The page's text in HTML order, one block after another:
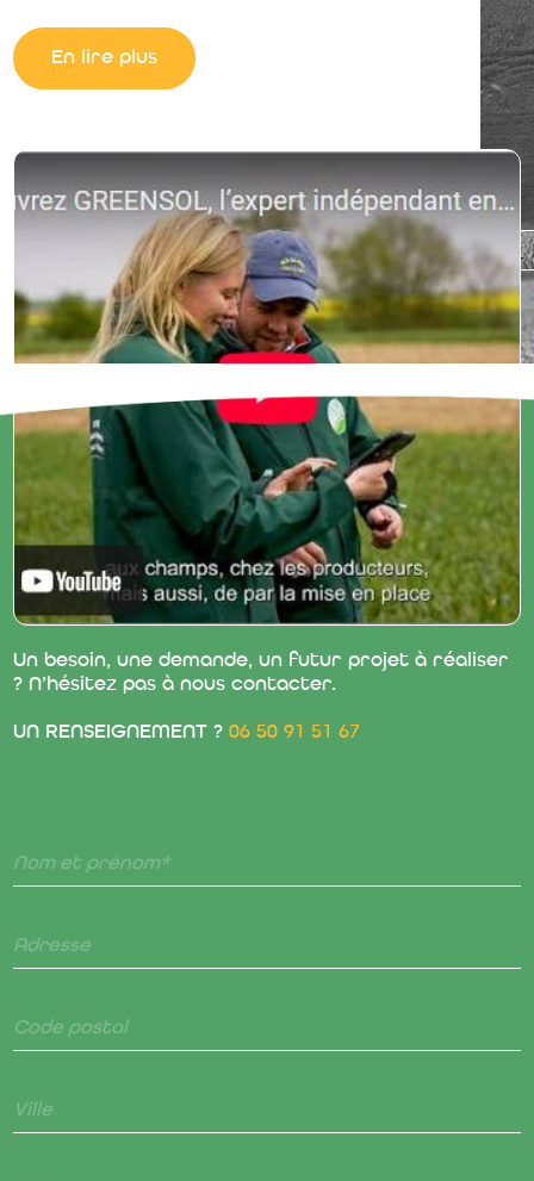
En lire plus
dans la transition agroécologique et l'agriculture
régénératrice
Nom et prénom*
Adresse
Code postal
Ville
Nous contacter
458 RUE CHARLES CHOPIN
62130 RAMECOURT
Un besoin, une demande, un futur projet à réaliser
? N’hésitez pas à nous contacter.
UN RENSEIGNEMENT ?06 50 91 51 67